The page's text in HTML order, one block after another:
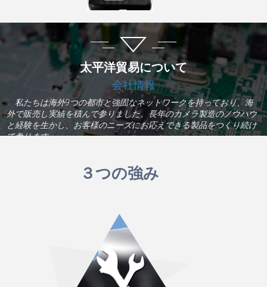
太平洋貿易について
会社情報
私たちは海外9つの都市と強固なネットワークを持っており、海
外で販売し実績を積んで参りました。長年のカメラ製造のノウハウ
と経験を生かし、お客様のニーズにお応えできる製品をつくり続け
て参ります。
３つの強み